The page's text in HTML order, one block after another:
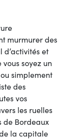
murmurer des
d’activités et
soyez un
simplement
des
vos
les ruelles
de Bordeaux
la capitale